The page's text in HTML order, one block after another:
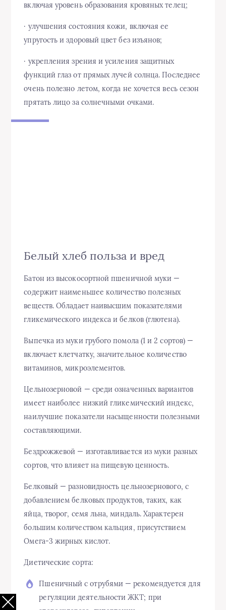
включая уровень образования кровяных телец;
· улучшения состояния кожи, включая ее
упругость и здоровый цвет без изъянов;
· укрепления зрения и усиления защитных
функций глаз от прямых лучей солнца. Последнее
очень полезно летом, когда не хочется весь сезон
прятать лицо за солнечными очками.
Белый хлеб польза и вред
Батон из высокосортной пшеничной муки —
содержит наименьшее количество полезных
веществ. Обладает наивысшим показателями
гликемического индекса и белков (глютена).
Выпечка из муки грубого помола (1 и 2 сортов) —
включает клетчатку, значительное количество
витаминов, микроэлементов.
Цельнозерновой — среди означенных вариантов
имеет наиболее низкий гликемический индекс,
наилучшие показатели насыщенности полезными
составляющими.
Бездрожжевой — изготавливается из муки разных
сортов, что влияет на пищевую ценность.
Белковый — разновидность цельнозернового, с
добавлением белковых продуктов, таких, как
яйца, творог, семя льна, миндаль. Характерен
большим количеством кальция, присутствием
Омега-3 жирных кислот.
Диетические сорта:
Пшеничный с отрубями — рекомендуется для
регуляции деятельности ЖКТ; при